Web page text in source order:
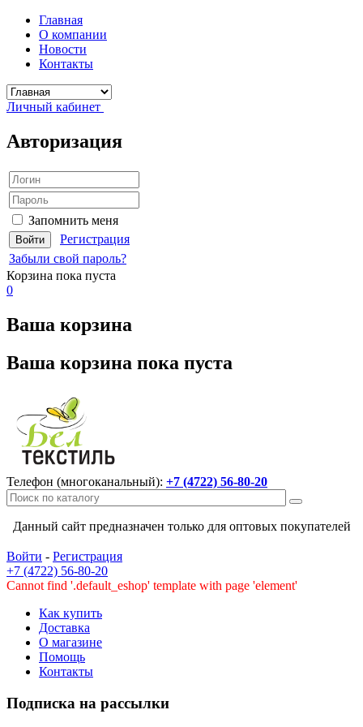
Главная
О компании
Новости
Контакты
Личный кабинет
Авторизация
Запомнить меня
Регистрация
Забыли свой пароль?
Корзина пока пуста
0
Ваша корзина
Ваша корзина пока пуста
Телефон (многоканальный): +7 (4722) 56-80-20
Данный сайт предназначен только для оптовых покупателей
Войти - Регистрация
+7 (4722) 56-80-20
Cannot find '.default_eshop' template with page 'element'
Как купить
Доставка
О магазине
Помощь
Контакты
Подписка на рассылки